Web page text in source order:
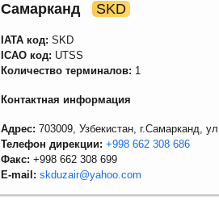
Самарканд SKD
IATA код: SKD
ICAO код: UTSS
Количество терминалов: 1
Контактная информация
Адрес: 703009, Узбекистан, г.Самарканд,
Телефон дирекции: +998 662 308 686
Факс: +998 662 308 699
E-mail: skduzair@yahoo.com